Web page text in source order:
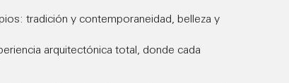
tradición y contemporaneidad, belleza y
arquitectónica total, donde cada